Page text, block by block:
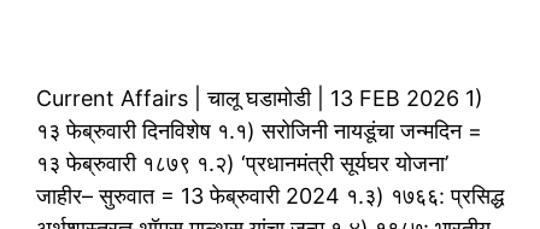
Current Affairs | चालू घडामोडी | 13 FEB 2026 1)
१३ फेब्रुवारी दिनविशेष १.१) सरोजिनी नायडूंचा जन्मदिन =
१३ फेब्रुवारी १८७९ १.२) ‘प्रधानमंत्री सूर्यघर योजना’
जाहीर– सुरुवात = 13 फेब्रुवारी 2024 १.३) १७६६: प्रसिद्ध